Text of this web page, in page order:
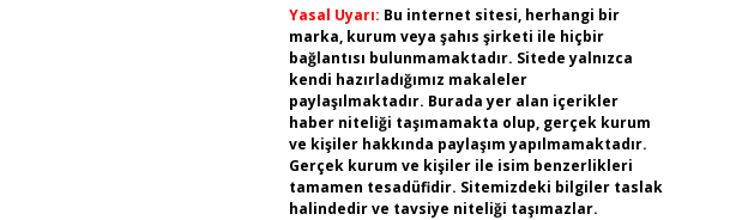
Yasal Uyarı: Bu internet sitesi, herhangi bir
marka, kurum veya şahıs şirketi ile hiçbir
bağlantısı bulunmamaktadır. Sitede yalnızca
kendi hazırladığımız makaleler
paylaşılmaktadır. Burada yer alan içerikler
haber niteliği taşımamakta olup, gerçek kurum
ve kişiler hakkında paylaşım yapılmamaktadır.
Gerçek kurum ve kişiler ile isim benzerlikleri
tamamen tesadüfidir. Sitemizdeki bilgiler taslak
halindedir ve tavsiye niteliği taşımazlar.